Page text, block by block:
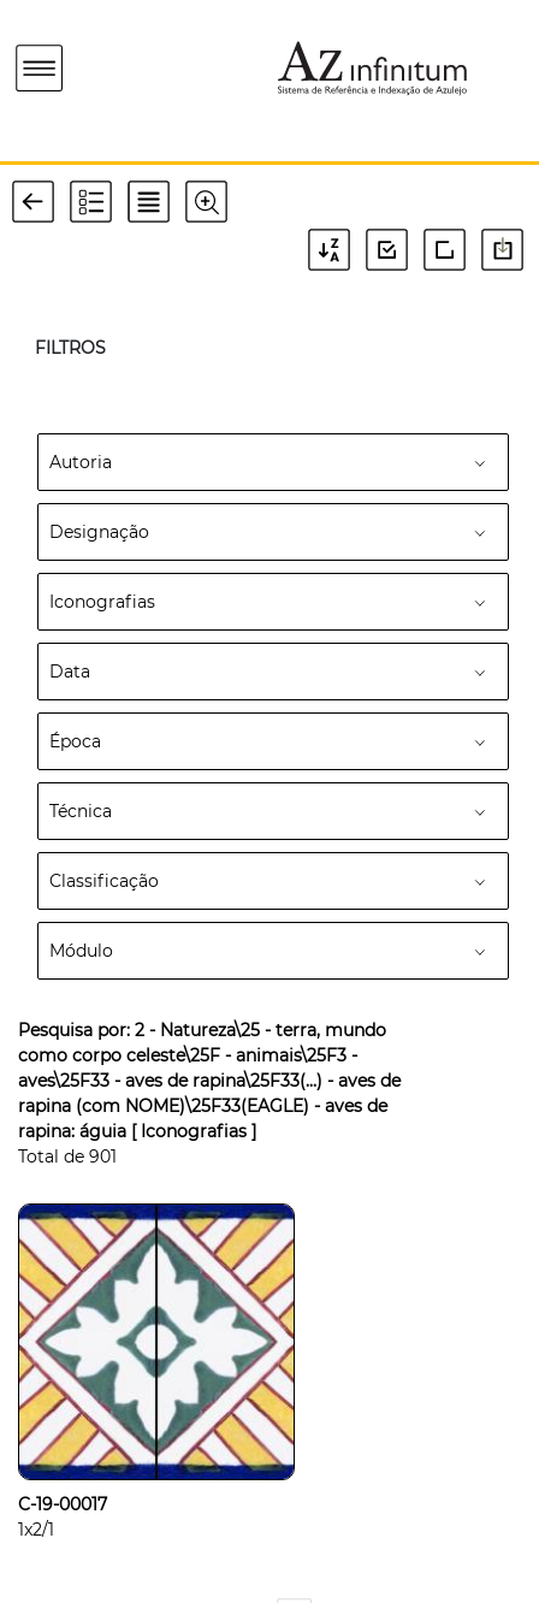
FILTROS
Autoria
Designação
Iconografias
Data
Época
Técnica
Classificação
Módulo
Pesquisa por: 2 - Natureza\25 - terra, mundo
como corpo celeste\25F - animais\25F3 -
aves\25F33 - aves de rapina\25F33(...) - aves de
rapina (com NOME)\25F33(EAGLE) - aves de
rapina: águia [ Iconografias ]
Total de 901
C-19-00017
1x2/1